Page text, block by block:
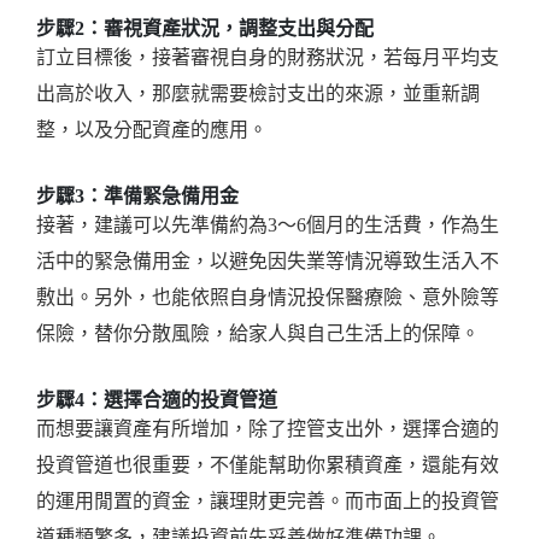
步驟2：審視資產狀況，調整支出與分配
訂立目標後，接著審視自身的財務狀況，若每月平均支
出高於收入，那麼就需要檢討支出的來源，並重新調
整，以及分配資產的應用。
步驟3：準備緊急備用金
接著，建議可以先準備約為3～6個月的生活費，作為生
活中的緊急備用金，以避免因失業等情況導致生活入不
敷出。另外，也能依照自身情況投保醫療險、意外險等
保險，替你分散風險，給家人與自己生活上的保障。
步驟4：選擇合適的投資管道
而想要讓資產有所增加，除了控管支出外，選擇合適的
投資管道也很重要，不僅能幫助你累積資產，還能有效
的運用閒置的資金，讓理財更完善。而市面上的投資管